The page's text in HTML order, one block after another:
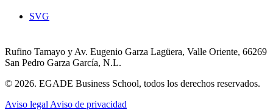
SVG
Rufino Tamayo y Av. Eugenio Garza Lagüera, Valle Oriente, 66269
San Pedro Garza García, N.L.
© 2026. EGADE Business School, todos los derechos reservados.
Aviso legal Aviso de privacidad